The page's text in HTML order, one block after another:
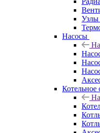
Узлы
Насосы
Котельное